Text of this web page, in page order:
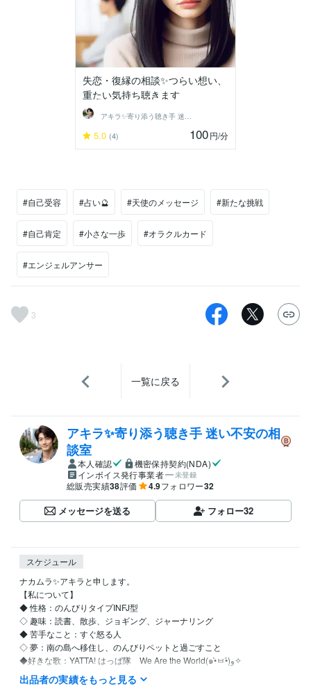
失恋・復縁の相談✨つらい想い、
重たい気持ち聴きます
5.0 (4) 100円/分
#自己受容 #占い🔮 #天使のメッセージ #新たな挑戦
#自己肯定 #小さな一歩 #オラクルカード
#エンジェルアンサー
3
一覧に戻る
アキラ✨寄り添う聴き手 迷い不安の相
談室
本人確認
機密保持契約(NDA)
インボイス発行事業者
未登録
総販売実績38評価 4.9フォロワー32
メッセージを送る フォロー32
スケジュール
ナカムラ✨アキラと申します。
【私について】
◆ 性格：のんびりタイプINFJ型
◇ 趣味：読書、散歩、ジョギング、ジャーナリング
◆ 苦手なこと：すぐ怒る人
◇ 夢：南の島へ移住し、のんびりペットと過ごすこと
◆好きな歌：YATTA! はっぱ隊　We Are the World(๑•̀ㅂ•́)و✧
【自分を愛し、自然体で生きるためのセルフラブ実践ガイド】
出品者の実績をもっと見る